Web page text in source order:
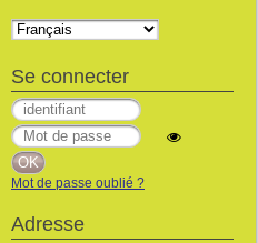
Se connecter
Mot de passe oublié ?
Adresse